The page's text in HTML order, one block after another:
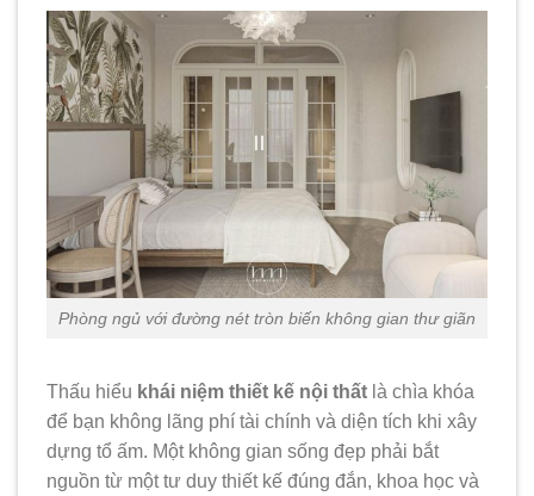
Phòng ngủ với đường nét tròn biến không gian thư giãn
Thấu hiểu khái niệm thiết kế nội thất là chìa khóa
để bạn không lãng phí tài chính và diện tích khi xây
dựng tổ ấm. Một không gian sống đẹp phải bắt
nguồn từ một tư duy thiết kế đúng đắn, khoa học và